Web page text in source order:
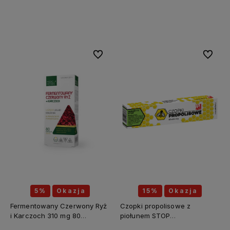
5% Okazja
Fermentowany Czerwony Ryż
i Karczoch 310 mg 80
Do ulubionych
15% Okazja
Czopki propolisowe z
piołunem STOP
Do